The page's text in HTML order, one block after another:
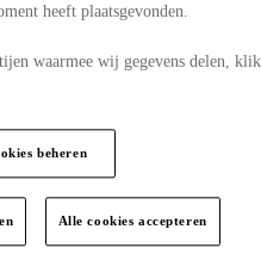
heeft plaatsgevonden.
waarmee wij gegevens delen,
beheren
Alle cookies accepteren